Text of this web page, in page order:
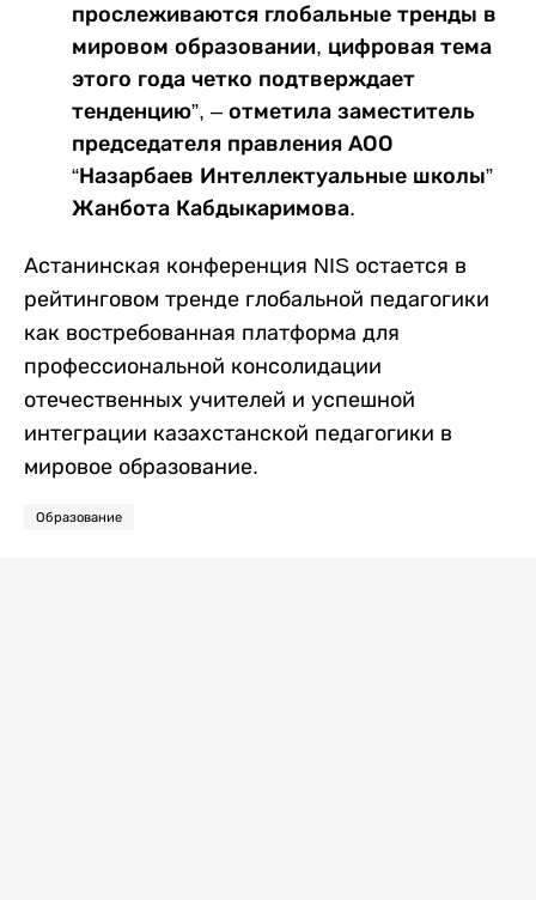
прослеживаются глобальные тренды в
мировом образовании, цифровая тема
этого года четко подтверждает
тенденцию”, – отметила заместитель
председателя правления АОО
“Назарбаев Интеллектуальные школы”
Жанбота Кабдыкаримова.
Астанинская конференция NIS остается в
рейтинговом тренде глобальной педагогики
как востребованная платформа для
профессиональной консолидации
отечественных учителей и успешной
интеграции казахстанской педагогики в
мировое образование.
Образование